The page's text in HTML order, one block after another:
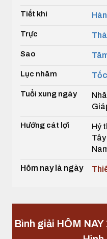
Tiết khí
Trực
Sao
Lục nhâm
Tuổi xung ngày
Hướng cát lợi
Hỷ
Hôm nay là ngày
Bình giải HÔM